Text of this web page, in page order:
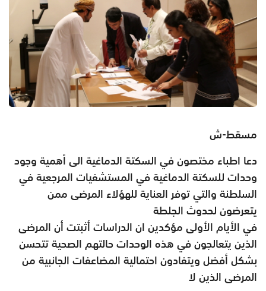
مسقط-ش
دعا اطباء مختصون في السكتة الدماغية الى أهمية وجود
وحدات للسكتة الدماغية في المستشفيات المرجعية في
السلطنة والتي توفر العناية للهؤلاء المرضى ممن
يتعرضون لحدوث الجلطة
في الأيام الأولى مؤكدين ان الدراسات أثبتت أن المرضى
الذين يتعالجون في هذه الوحدات حالتهم الصحية تتحسن
بشكل أفضل ويتفادون احتمالية المضاعفات الجانبية من
المرضى الذين لا